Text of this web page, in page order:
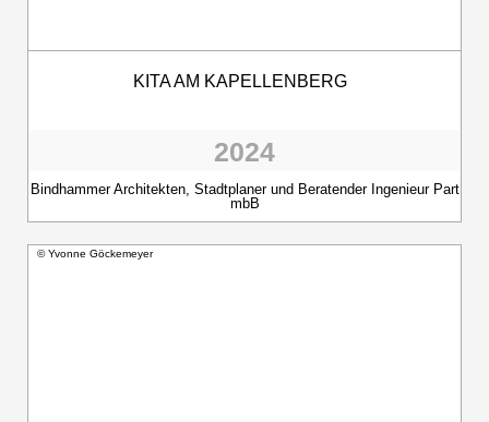
KITA AM KAPELLENBERG
2024
Bindhammer Architekten, Stadtplaner und Beratender Ingenieur Part
mbB
© Yvonne Göckemeyer